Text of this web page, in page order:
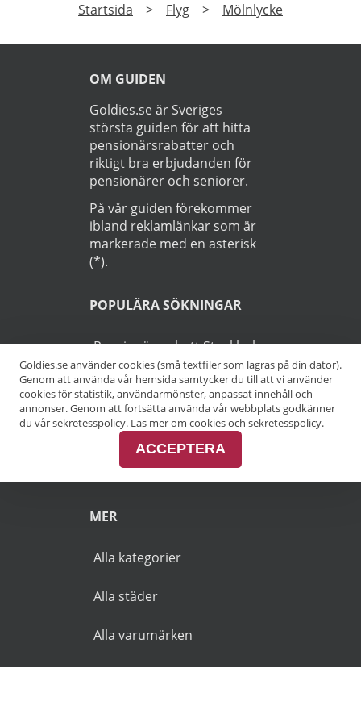
Startsida > Flyg > Mölnlycke
OM GUIDEN
Goldies.se är Sveriges
största guiden för att hitta
pensionärsrabatter och
riktigt bra erbjudanden för
pensionärer och seniorer.
På vår guiden förekommer
ibland reklamlänkar som är
markerade med en asterisk
(*).
POPULÄRA SÖKNINGAR
Pensionärsrabatt Stockholm
Pensionärsrabatt Göteborg
Pensionärsrabatt Malmö
Pensionärsrabatt Skåne
MER
Alla kategorier
Alla städer
Alla varumärken
Goldies.se använder cookies (små textfiler som lagras på din dator).
Genom att använda vår hemsida samtycker du till att vi använder
cookies för statistik, användarmönster, anpassat innehåll och
annonser. Genom att fortsätta använda vår webbplats godkänner
du vår sekretesspolicy. Läs mer om cookies och sekretesspolicy.
ACCEPTERA